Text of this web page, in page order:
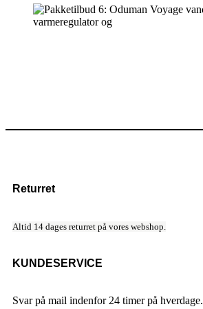
Returret
Altid 14 dages returret på vores webshop.
KUNDESERVICE
Svar på mail indenfor 24 timer på hverdage.